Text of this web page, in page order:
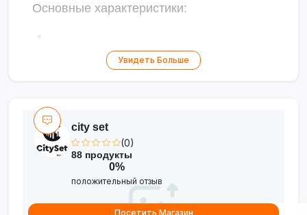
Основные характеристики:
Встроенные функции безопасности: защита от
перегрева, короткого замыкания и
Супербыстрая зарядка до 100 %
Интерфейс: USB Type-C
Увидеть Больше
city set
(0)
88 продукты
0%
положительный отзыв
Посетить Магазин